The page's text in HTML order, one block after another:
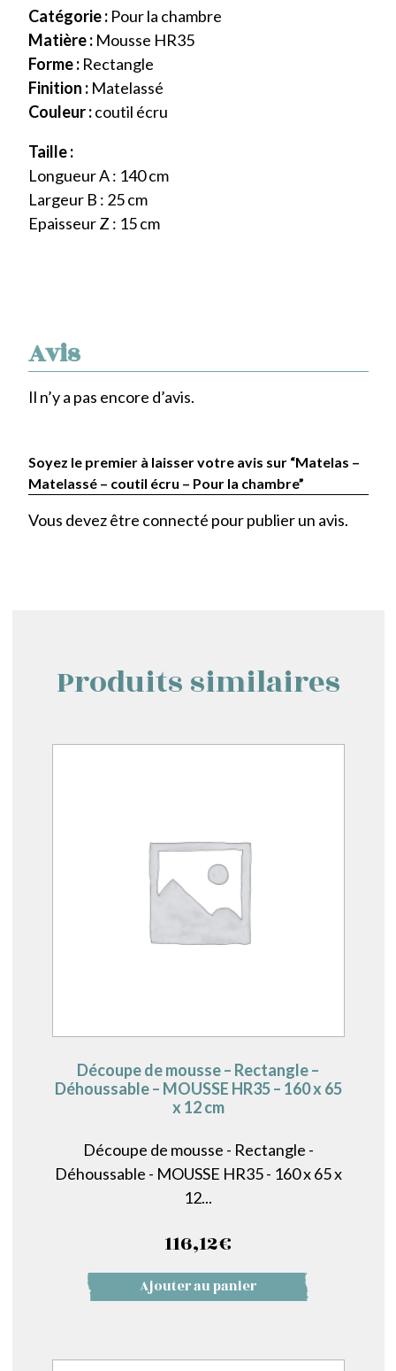
Avis
Il n’y a pas encore d’avis.
Soyez le premier à laisser votre avis sur “Matelas –
Matelassé – coutil écru – Pour la chambre”
Vous devez être connecté pour publier un avis.
Catégorie : Pour la chambre
Matière : Mousse HR35
Forme : Rectangle
Finition : Matelassé
Couleur :coutil écru
Taille :
Longueur A : 140 cm
Largeur B : 25 cm
Epaisseur Z : 15 cm
Produits similaires
Découpe de mousse – Rectangle –
Déhoussable – MOUSSE HR35 – 160 x 65
x 12 cm
Découpe de mousse - Rectangle -
Déhoussable - MOUSSE HR35 - 160 x 65 x
12...
116,12€
Ajouter au panier